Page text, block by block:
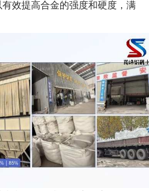
效提高合金的强度和硬度，满